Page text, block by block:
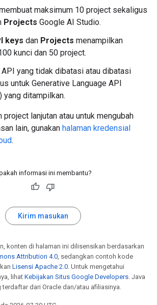
maksimum 10 project sekaligus
Projects Google AI Studio.
keys dan Projects menampilkan
kunci dan 50 project.
API yang tidak dibatasi atau dibatasi
untuk Generative Language API
yang ditampilkan.
project lanjutan atau untuk mengubah
lain, gunakan halaman kredensial
.
informasi ini membantu?
Kirim masukan
konten di halaman ini dilisensikan berdasarkan
Attribution 4.0, sedangkan contoh kode
Lisensi Apache 2.0. Untuk mengetahui
lihat Kebijakan Situs Google Developers. Java
terdaftar dari Oracle dan/atau afiliasinya.